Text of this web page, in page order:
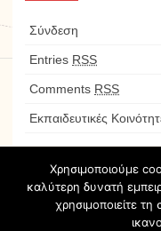
Σύνδεση
Entries RSS
Comments RSS
Εκπαιδευτικές
Το προσωπικό μας
Χρησιμοποιούμε
καλύτερη δυνατή
χρησιμοποιείτε